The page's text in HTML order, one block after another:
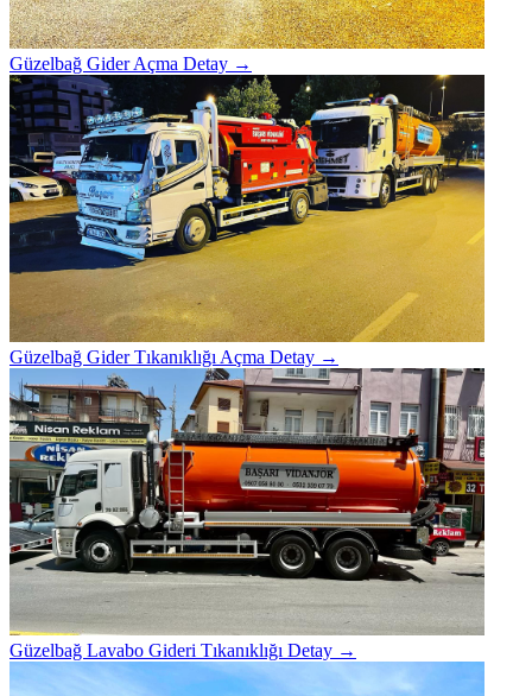
Güzelbağ Gider Açma Detay →
Güzelbağ Gider Tıkanıklığı Açma Detay →
Güzelbağ Lavabo Gideri Tıkanıklığı Detay →